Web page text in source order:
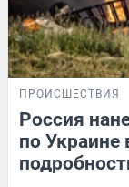
ПРОИСШЕСТВИЯ
Россия
по Украине